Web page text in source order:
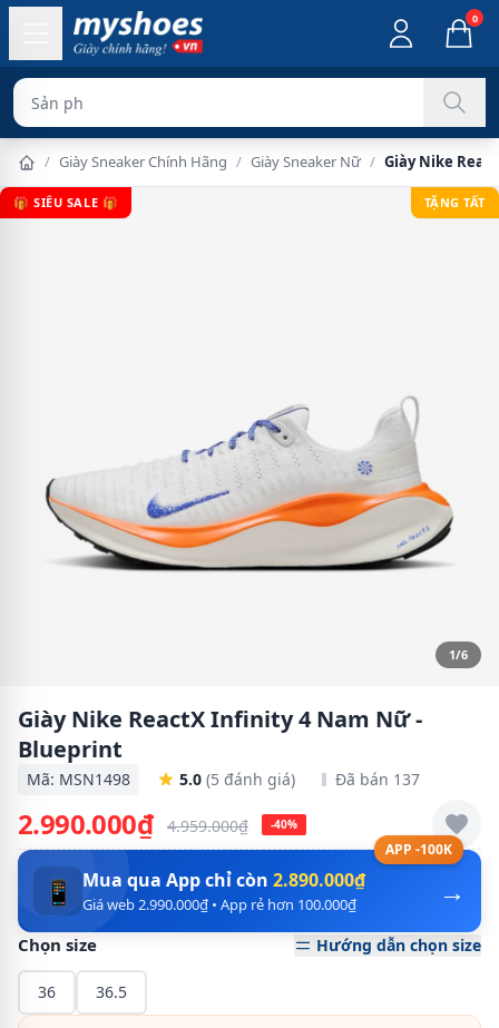
0
Sản phẩm chính hã
/ Giày Sneaker Chính Hãng / Giày Sneaker Nữ / Giày Nike
🎁 SIÊU SALE 🎁 TẶNG TẤT
1/6
Giày Nike ReactX Infinity 4 Nam Nữ -
Blueprint
Mã: MSN1498 5.0 (5 đánh giá) Đã bán 137
2.990.000₫ 4.959.000₫ -40%
APP -100K
→
📱 Mua qua App chỉ còn 2.890.000₫
Giá web 2.990.000₫ • App rẻ hơn 100.000₫
Chọn size Hướng dẫn chọn size
36 36.5